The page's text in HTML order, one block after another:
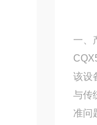
一、
该设
与传
准问